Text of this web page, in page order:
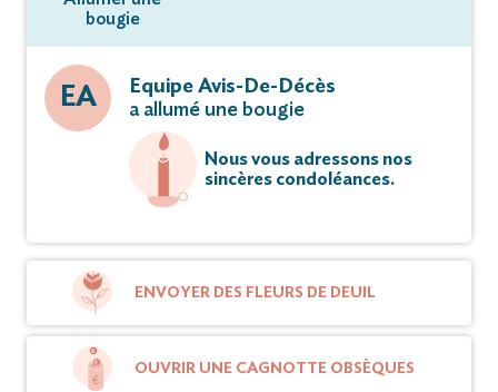
bougie
EA
Equipe Avis-De-Décès
a allumé une bougie
Nous vous adressons nos
sincères condoléances.
ENVOYER DES FLEURS DE DEUIL
OUVRIR UNE CAGNOTTE OBSÈQUES